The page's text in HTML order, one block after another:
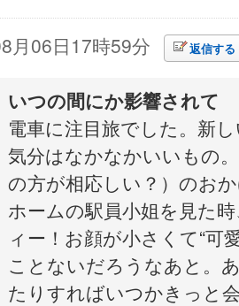
月06日17時59分 返信する
いつの間にか影響されて
電車に注目旅でした。新
気分はなかなかいいもの
の方が相応しい？）のお
ホームの駅員小姐を見た
ィー！お顔が小さくて“可
ことないだろうなあと。
たりすればいつかきっと